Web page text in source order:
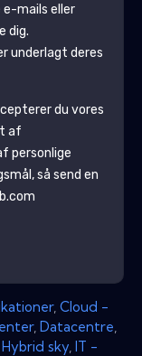
mails eller
dig.
underlagt deres
du vores
af
personlige
så send en
, Cloud -
, Datacentre
Hybrid sky IT -